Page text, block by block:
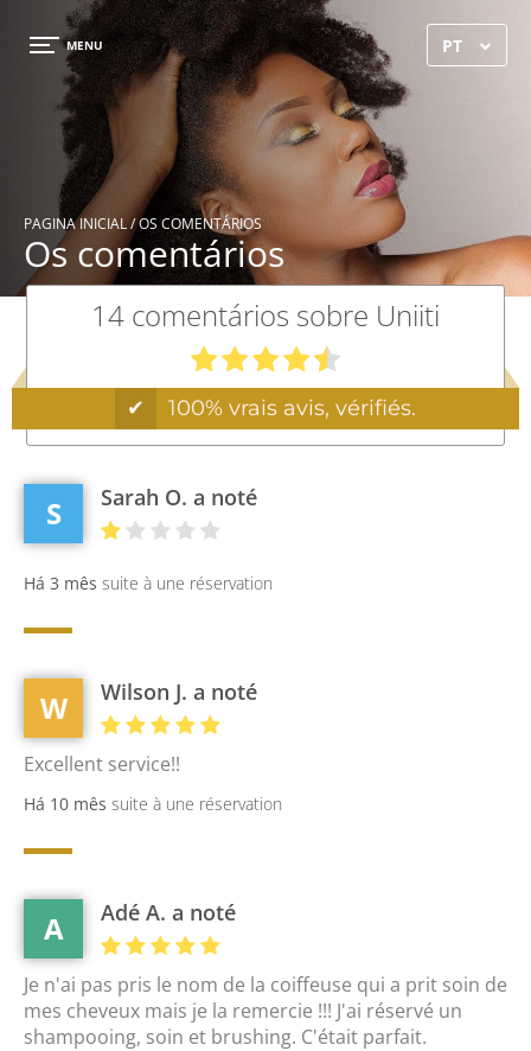
×
COMENTÁRIOS
CONTATO
MENU PT
PAGINA INICIAL/ OS COMENTÁRIOS
Os comentários
14 comentários sobre Uniiti
✔ 100% vrais avis, vérifiés.
S Sarah O. a noté
Há 3 mês suite à une réservation
W Wilson J. a noté
Excellent service!!
Há 10 mês suite à une réservation
A Adé A. a noté
Je n'ai pas pris le nom de la coiffeuse qui a prit soin de
mes cheveux mais je la remercie !!! J'ai réservé un
shampooing, soin et brushing. C'était parfait.